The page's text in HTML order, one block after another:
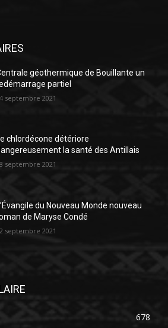
géothermique de Bouillante un
partiel
septembre 2021
chlordécone détériore
la santé des Antillais
septembre 2021
du Nouveau Monde nouveau
de Maryse Condé
septembre 2021
678